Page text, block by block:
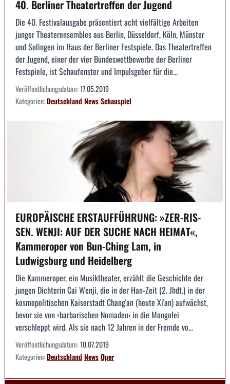
40. Berliner Theatertreffen der Jugend
Die 40. Festivalausgabe präsentiert acht vielfältige Arbeiten
junger Theaterensembles aus Berlin, Düsseldorf, Köln, Münster
und Solingen im Haus der Berliner Festspiele. Das Theatertreffen
der Jugend, einer der vier Bundeswettbewerbe der Berliner
Festspiele, ist Schaufenster und Impulsgeber für die...
Veröffentlichungsdatum:17.05.2019
Kategorien:DeutschlandNewsSchauspiel
EUROPÄISCHE ERSTAUFFÜHRUNG: »ZER-RIS-
SEN. WENJI: AUF DER SUCHE NACH HEIMAT«,
Kammeroper von Bun-Ching Lam, in
Ludwigsburg und Heidelberg
Die Kammeroper, ein Musiktheater, erzählt die Geschichte der
jungen Dichterin Cai Wenji, die in der Han-Zeit (2. Jhdt.) in der
kosmopolitischen Kaiserstadt Chang'an (heute Xi'an) aufwächst,
bevor sie von ›barbarischen Nomaden‹ in die Mongolei
verschleppt wird. Als sie nach 12 Jahren in der Fremde vo...
Veröffentlichungsdatum:10.07.2019
Kategorien:DeutschlandNewsOper